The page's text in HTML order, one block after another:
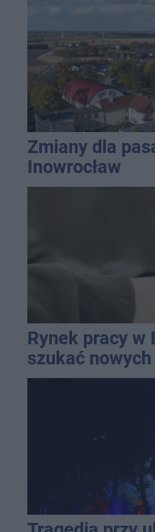
Zmiany dla
Inowrocław
Rynek pracy w
szukać